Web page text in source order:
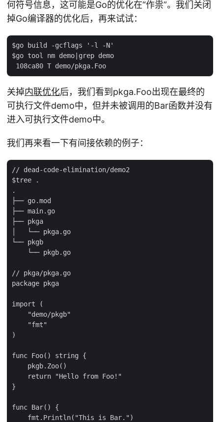
何符号信息，这可能是Go的优化在“作祟”。我们关闭
掉Go编译器的优化后，再来试试：
$go build -gcflags '-l -N'
$go tool nm demo|grep demo
关掉内联优化后，我们看到pkga.Foo出现在最终的
可执行文件demo中，但并未被调用的Bar函数并没有
进入可执行文件demo中。
我们再来看一下有间接依赖的例子：
// dead-code-elimination/demo2
$tree .
.
├── go.mod
├── main.go
├── pkga
│   └── pkga.go
└── pkgb
    └── pkgb.go
// pkga/pkga.go
package pkga
import (
    "demo/pkgb"
    "fmt"
)
func Foo() string {
    pkgb.Zoo()
    return "Hello from Foo!"
}
func Bar() {
    fmt.Println("This is Bar.")